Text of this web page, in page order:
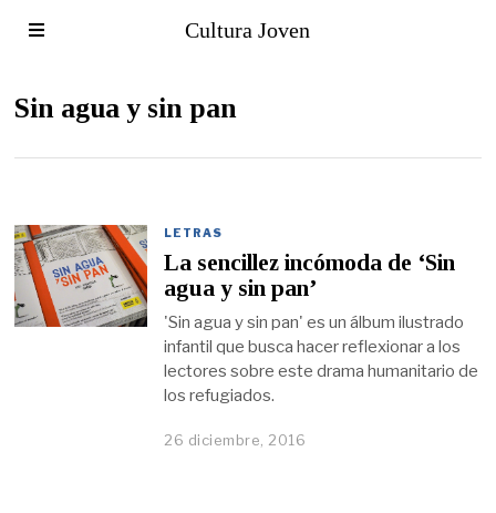
Cultura Joven
Sin agua y sin pan
LETRAS
La sencillez incómoda de ‘Sin
agua y sin pan’
'Sin agua y sin pan' es un álbum ilustrado
infantil que busca hacer reflexionar a los
lectores sobre este drama humanitario de
los refugiados.
26 diciembre, 2016